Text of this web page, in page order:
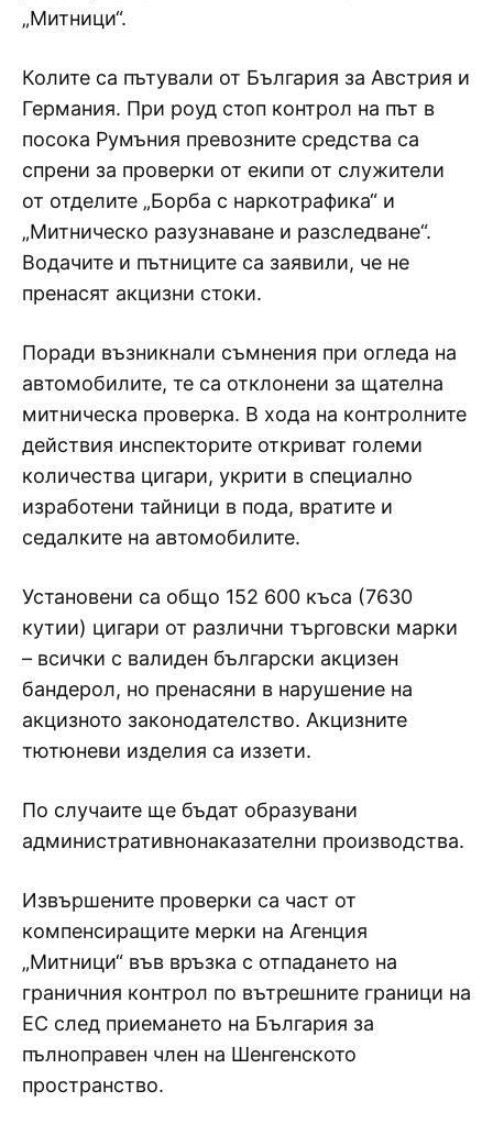
„Митници“.
Колите са пътували от България за Австрия и
Германия. При роуд стоп контрол на път в
посока Румъния превозните средства са
спрени за проверки от екипи от служители
от отделите „Борба с наркотрафика“ и
„Митническо разузнаване и разследване“.
Водачите и пътниците са заявили, че не
пренасят акцизни стоки.
Поради възникнали съмнения при огледа на
автомобилите, те са отклонени за щателна
митническа проверка. В хода на контролните
действия инспекторите откриват големи
количества цигари, укрити в специално
изработени тайници в пода, вратите и
седалките на автомобилите.
Установени са общо 152 600 къса (7630
кутии) цигари от различни търговски марки
– всички с валиден български акцизен
бандерол, но пренасяни в нарушение на
акцизното законодателство. Акцизните
тютюневи изделия са иззети.
По случаите ще бъдат образувани
административнонаказателни производства.
Извършените проверки са част от
компенсиращите мерки на Агенция
„Митници“ във връзка с отпадането на
граничния контрол по вътрешните граници на
ЕС след приемането на България за
пълноправен член на Шенгенското
пространство.